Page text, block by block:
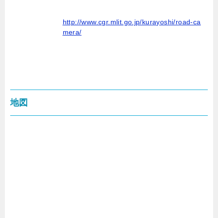
http://www.cgr.mlit.go.jp/kurayoshi/road-ca
mera/
地図